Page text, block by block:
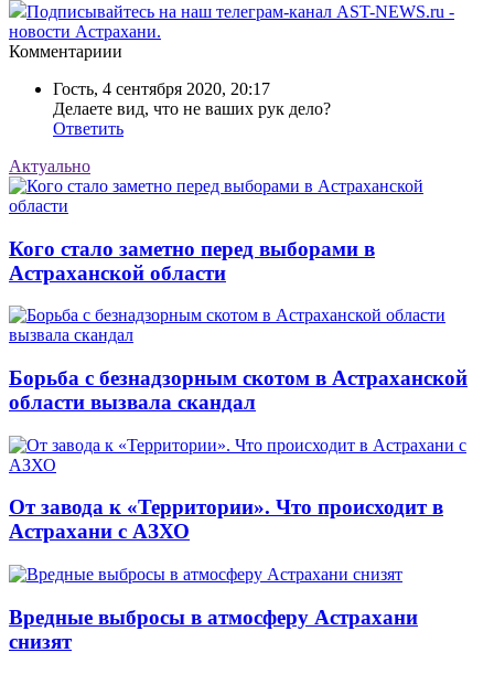
Подписывайтесь на наш телеграм-канал AST-NEWS.ru -
новости Астрахани.
Комментариии
Гость, 4 сентября 2020, 20:17
Делаете вид, что не ваших рук дело?
Ответить
Актуально
Кого стало заметно перед выборами в
Астраханской области
Борьба с безнадзорным скотом в Астраханской
области вызвала скандал
От завода к «Территории». Что происходит в
Астрахани с АЗХО
Вредные выбросы в атмосферу Астрахани
снизят